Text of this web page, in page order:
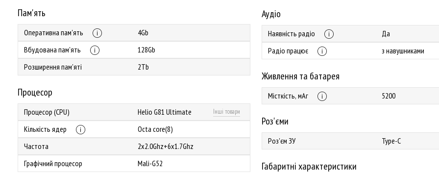
Пам'ять
Оперативна пам'ять
4Gb
Вбудована пам'ять
128Gb
Розширення пам'яті
2Tb
Процесор
Процесор (CPU) Helio G81 Ultimate Інші товари
Кількість ядер
Octa core(8)
Частота
2x2.0Ghz+6x1.7Ghz
Графічний процесор
Mali-G52
Аудіо
Наявність радіо
Да
Радіо працює
з навушниками
Живлення та батарея
Місткість, мАг 5200
Роз'єми
Роз'єм ЗУ Type-C
Габаритні характеристики